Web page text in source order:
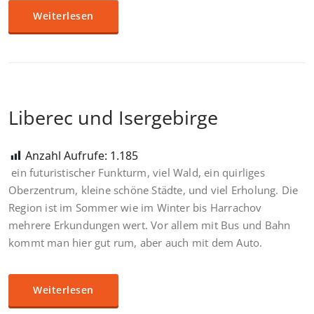
Weiterlesen
Liberec und Isergebirge
Anzahl Aufrufe: 1.185
ein futuristischer Funkturm, viel Wald, ein quirliges
Oberzentrum, kleine schöne Städte, und viel Erholung. Die
Region ist im Sommer wie im Winter bis Harrachov
mehrere Erkundungen wert. Vor allem mit Bus und Bahn
kommt man hier gut rum, aber auch mit dem Auto.
Weiterlesen